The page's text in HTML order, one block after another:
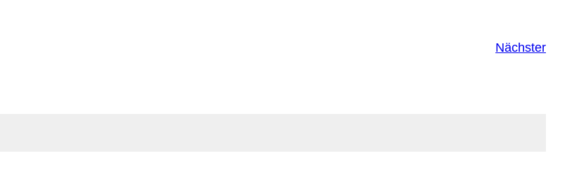
Nächster